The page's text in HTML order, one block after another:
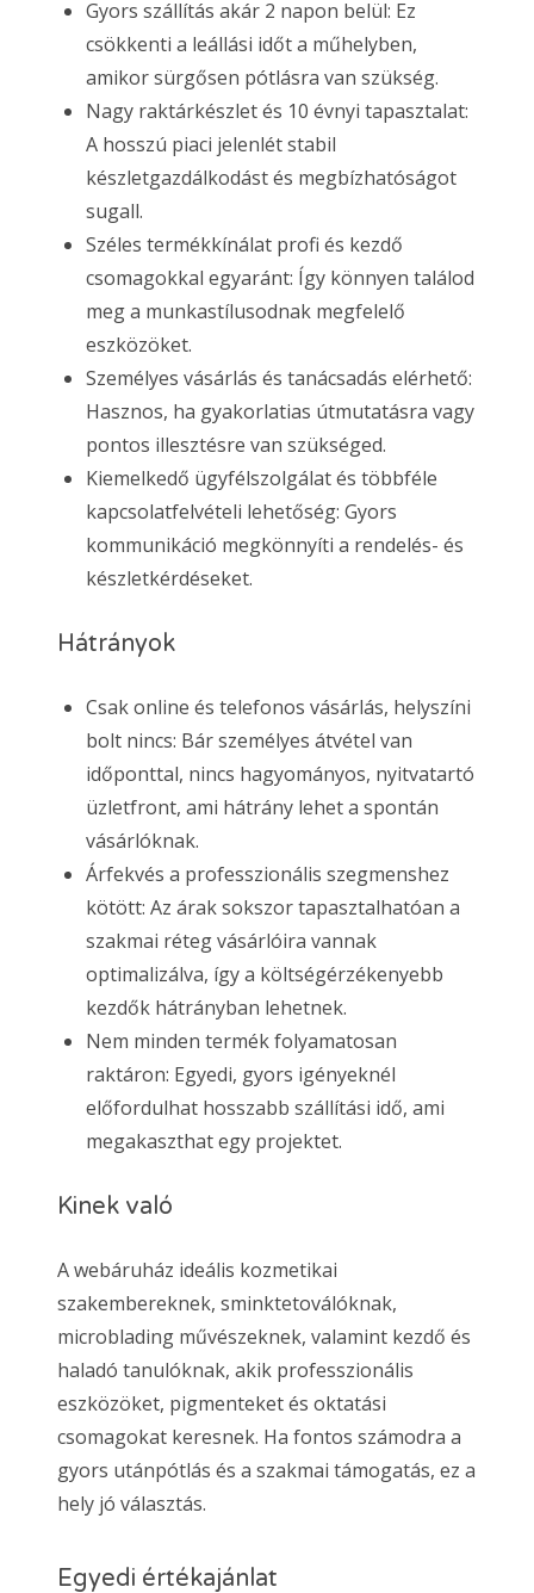
Gyors szállítás akár 2 napon belül: Ez
csökkenti a leállási időt a műhelyben,
amikor sürgősen pótlásra van szükség.
Nagy raktárkészlet és 10 évnyi tapasztalat:
A hosszú piaci jelenlét stabil
készletgazdálkodást és megbízhatóságot
sugall.
Széles termékkínálat profi és kezdő
csomagokkal egyaránt: Így könnyen találod
meg a munkastílusodnak megfelelő
eszközöket.
Személyes vásárlás és tanácsadás elérhető:
Hasznos, ha gyakorlatias útmutatásra vagy
pontos illesztésre van szükséged.
Kiemelkedő ügyfélszolgálat és többféle
kapcsolatfelvételi lehetőség: Gyors
kommunikáció megkönnyíti a rendelés- és
készletkérdéseket.
Hátrányok
Csak online és telefonos vásárlás, helyszíni
bolt nincs: Bár személyes átvétel van
időponttal, nincs hagyományos, nyitvatartó
üzletfront, ami hátrány lehet a spontán
vásárlóknak.
Árfekvés a professzionális szegmenshez
kötött: Az árak sokszor tapasztalhatóan a
szakmai réteg vásárlóira vannak
optimalizálva, így a költségérzékenyebb
kezdők hátrányban lehetnek.
Nem minden termék folyamatosan
raktáron: Egyedi, gyors igényeknél
előfordulhat hosszabb szállítási idő, ami
megakaszthat egy projektet.
Kinek való
A webáruház ideális kozmetikai
szakembereknek, sminktetoválóknak,
microblading művészeknek, valamint kezdő és
haladó tanulóknak, akik professzionális
eszközöket, pigmenteket és oktatási
csomagokat keresnek. Ha fontos számodra a
gyors utánpótlás és a szakmai támogatás, ez a
hely jó választás.
Egyedi értékajánlat